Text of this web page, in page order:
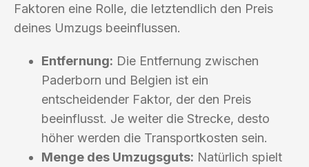
Faktoren eine Rolle, die letztendlich den Preis
deines Umzugs beeinflussen.
Entfernung: Die Entfernung zwischen
Paderborn und Belgien ist ein
entscheidender Faktor, der den Preis
beeinflusst. Je weiter die Strecke, desto
höher werden die Transportkosten sein.
Menge des Umzugsguts: Natürlich spielt